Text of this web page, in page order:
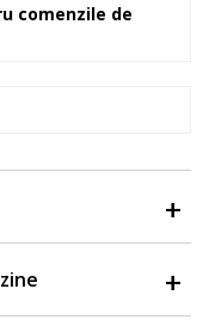
comenzile de